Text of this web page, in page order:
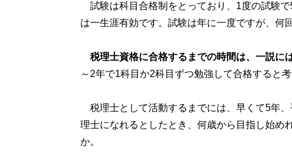
試験は科目合格制をとっており、1度の試験
は一生涯有効です。試験は年に一度ですが、何
税理士資格に合格するまでの時間は、一説に
～2年で1科目か2科目ずつ勉強して合格すると
税理士として活動するまでには、早くて5年
理士になれるとしたとき、何歳から目指し始め
か。